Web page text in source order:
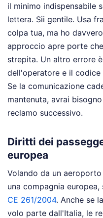
il minimo indispensabile
lettera. Sii gentile. Usa
colpa tua, ma ho
approccio apre porte
strepita. Un altro errore
dell'operatore e il
Se la comunicazione
mantenuta, avrai
reclamo successivo.
Diritti dei
europea
Volando da un
una compagnia
CE 261/2004. Anche se
volo parte dall'Italia, le